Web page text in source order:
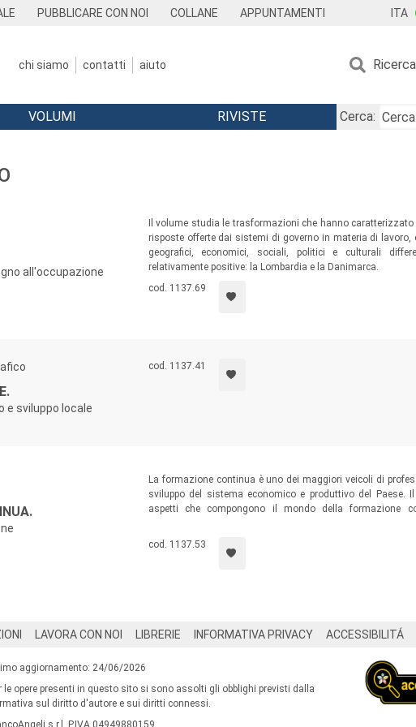
PUBBLICARE CON NOI COLLANE APPUNTAMENTI ITA
chi siamo contatti aiuto
VOLUMI RIVISTE
Cerca:
all'occupazione
Il volume studia le trasformazioni che hanno
risposte offerte dai sistemi di governo in materia di
geografici, economici, sociali, politici e culturali
relativamente positive: la Lombardia e la Danimarca.
cod. 1137.69
e sviluppo locale
cod. 1137.41
La formazione continua è uno dei maggiori veicoli di
sviluppo del sistema economico e produttivo del Paese.
aspetti che compongono il mondo della formazione
interprofessionali, la contrattazione, la valutazione, la
quanto viene fatto di significativo in Europa.
cod. 1137.53
LAVORA CON NOI LIBRERIE INFORMATIVA PRIVACY ACCESSIBILITÁ
aggiornamento: 24/06/2026
le opere presenti in questo sito si sono assolti gli obblighi previsti dalla
sul diritto d'autore e sui diritti connessi.
s.r.l. P.IVA 04949880159